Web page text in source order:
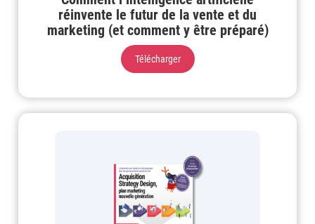
réinvente le futur de la vente et du
marketing (et comment y être préparé)
Télécharger